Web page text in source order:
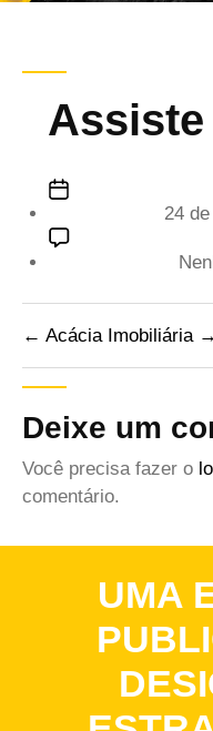
Assiste
24
← Acácia Imobiliária →
Deixe um
Você precisa fazer o
comentário.
UMA